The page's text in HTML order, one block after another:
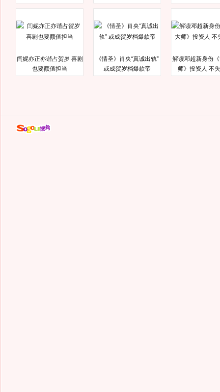
闫妮亦正亦谐占贺岁 喜剧
也要颜值担当
《情圣》肖央“真诚出轨”
或成贺岁档爆款帝
解读邓超新身份
师》投资人 不